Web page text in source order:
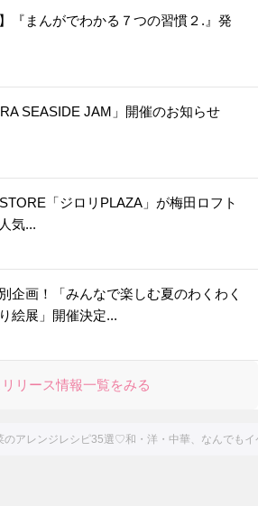
】『まんがでわかる７つの習慣２.』発
SEASIDE JAM」開催のお知らせ
「ジロリPLAZA」が梅田ロフト
気...
企画！「みんなで楽しむ夏のわくわく
絵展」開催決定...
リース情報一覧をみる
のアレンジレシピ35選♡和・洋・中華、なんでもイ